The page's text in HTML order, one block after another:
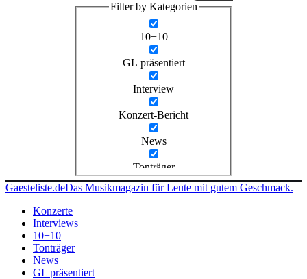
Filter by Kategorien
10+10
GL präsentiert
Interview
Konzert-Bericht
News
Tonträger
Gaesteliste.deDas Musikmagazin für Leute mit gutem Geschmack.
Konzerte
Interviews
10+10
Tonträger
News
GL präsentiert